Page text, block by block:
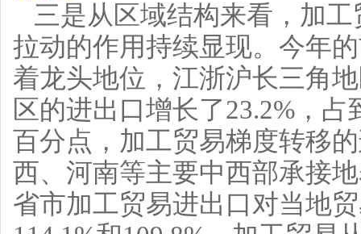
三是从区域结构来看，加
拉动的作用持续显现。今年
着龙头地位，江浙沪长三角
区的进出口增长了23.2%，
百分点，加工贸易梯度转移
西、河南等主要中西部承接
省市加工贸易进出口对当地